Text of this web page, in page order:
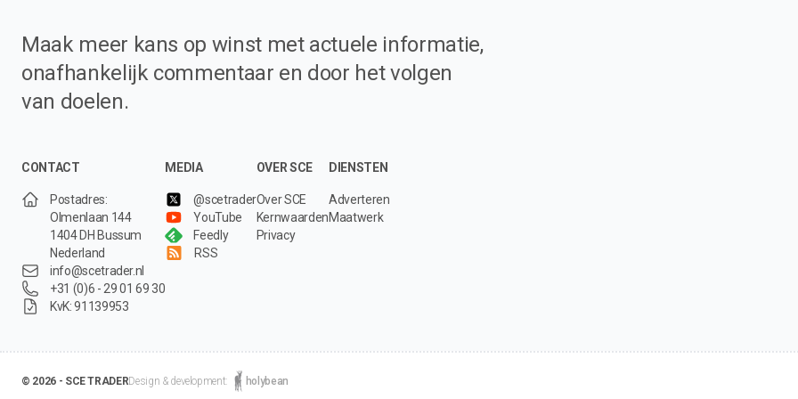
Maak meer kans op winst met actuele informatie,
onafhankelijk commentaar en door het volgen
van doelen.
CONTACT
Postadres:
Olmenlaan 144
1404 DH Bussum
Nederland
info@scetrader.nl
+31 (0)6 - 29 01 69 30
KvK: 91139953
MEDIA
@scetrader
YouTube
Feedly
RSS
OVER SCE
Over SCE
Kernwaarden
Privacy
DIENSTEN
Adverteren
Maatwerk
© 2026 - SCE TRADERDesign & development: holybean